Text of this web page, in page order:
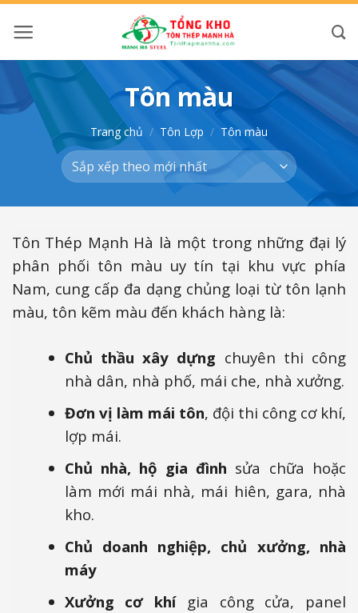
qua
nội
dung
Tôn màu
Trang chủ / Tôn Lợp / Tôn màu
Tôn Thép Mạnh Hà là một trong những đại lý
phân phối tôn màu uy tín tại khu vực phía
Nam, cung cấp đa dạng chủng loại từ tôn lạnh
màu, tôn kẽm màu đến khách hàng là:
Chủ thầu xây dựng chuyên thi công
nhà dân, nhà phố, mái che, nhà xưởng.
Đơn vị làm mái tôn, đội thi công cơ khí,
lợp mái.
Chủ nhà, hộ gia đình sửa chữa hoặc
làm mới mái nhà, mái hiên, gara, nhà
kho.
Chủ doanh nghiệp, chủ xưởng, nhà
máy
Xưởng cơ khígia công cửa, panel